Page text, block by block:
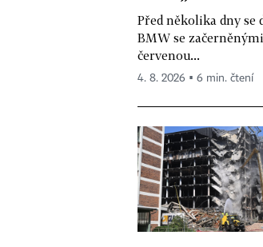
Před několika dny
BMW se
červenou...
4. 8. 2026 ▪ 6 min. čtení